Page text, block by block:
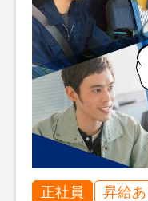
正社員 昇給あ